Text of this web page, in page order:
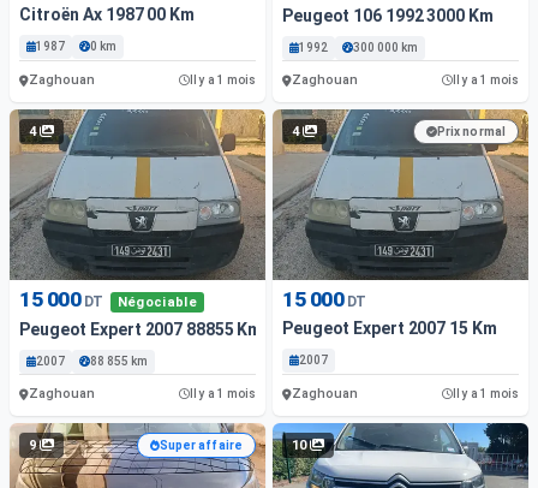
Citroën Ax 1987 00 Km
1987 0 km
Zaghouan Il y a 1 mois
Peugeot 106 1992 3000 Km
1992 300 000 km
Zaghouan Il y a 1 mois
4
15 000 DT Négociable
Peugeot Expert 2007 88855 Km
2007 88 855 km
Zaghouan Il y a 1 mois
4 Prix normal
15 000 DT
Peugeot Expert 2007 15 Km
2007
Zaghouan Il y a 1 mois
9 Super affaire 10